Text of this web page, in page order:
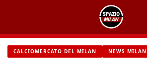
contenuto
CALCIOMERCATO DEL MILAN NEWS MILAN